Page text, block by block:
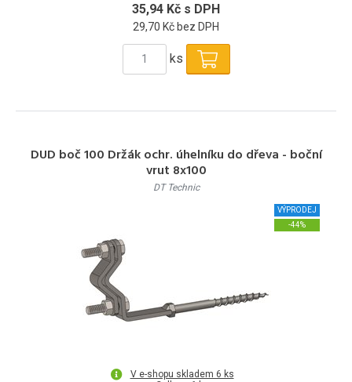
35,94 Kč s DPH
29,70 Kč bez DPH
ks
DUD boč 100 Držák ochr. úhelníku do dřeva - boční
vrut 8x100
DT Technic
VÝPRODEJ
-44%
V e-shopu skladem 6 ks